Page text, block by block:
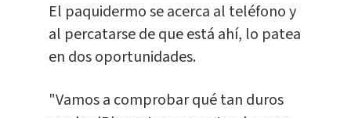
El paquidermo se acerca al teléfono y
al percatarse de que está ahí, lo patea
en dos oportunidades.
"Vamos a comprobar qué tan duros